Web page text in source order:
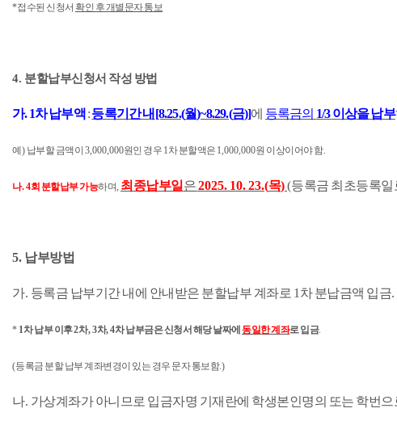
*접수된 신청서 확인 후 개별문자 통보
4. 분할납부신청서 작성 방법
가. 1차 납부액 :등록기간 내 [8.25.(월)~8.29.(금)]에 등록금의 1/3이상을 납부
예) 납부할 금액이 3,000,000원인 경우 1 차 분할액은 1,000,000원 이상이어야 함.
나. 4회 분할납부 가능하며 최종납부일 은2025. 10. 23.(목)(등록금 최초등록일
5. 납부방법
가. 등록금 납부기간 내에 안내받은 분할납부 계좌로 1 차 분납금액 입금.
* 1 차 납부 이후2차, 3차, 4차 납부금은 신청서 해당 날짜에동일한 계좌로 입금.
(등록금 분할 납부 계좌변경이 있는 경우 문자 통보함.)
나. 가상계좌가 아니므로 입금자명 기재란에 학생본인명의 또는 학번